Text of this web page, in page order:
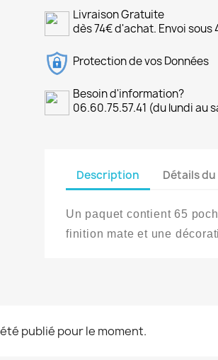
Livraison Gratuite
dès 74€ d'achat. Envoi sous
Protection de vos Données
Besoin d'information?
06.60.75.57.41 (du lundi au
Description Détails
Un paquet contient 65
finition mate et une
publié pour le moment.